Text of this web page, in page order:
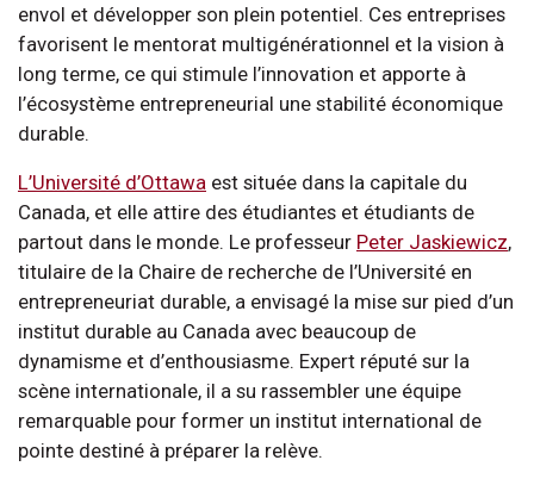
envol et développer son plein potentiel. Ces entreprises
favorisent le mentorat multigénérationnel et la vision à
long terme, ce qui stimule l’innovation et apporte à
l’écosystème entrepreneurial une stabilité économique
durable.
L’Université d’Ottawa est située dans la capitale du
Canada, et elle attire des étudiantes et étudiants de
partout dans le monde. Le professeur Peter Jaskiewicz,
titulaire de la Chaire de recherche de l’Université en
entrepreneuriat durable, a envisagé la mise sur pied d’un
institut durable au Canada avec beaucoup de
dynamisme et d’enthousiasme. Expert réputé sur la
scène internationale, il a su rassembler une équipe
remarquable pour former un institut international de
pointe destiné à préparer la relève.